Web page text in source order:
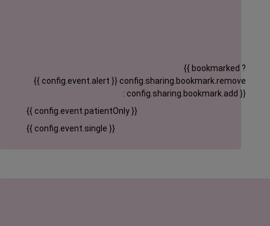
{{ config.event.alert }}
{{ bookmarked ?
config.sharing.bookmark.remove
: config.sharing.bookmark.add }}
{{ config.event.patientOnly }}
{{ config.event.single }}